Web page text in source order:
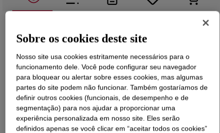
O que éDOWSIL™ 3362 Insulating Glass Base and
Catalyst?
Sobre os cookies deste site
Nosso site usa cookies estritamente necessários para o
funcionamento dele. Você pode configurar seu navegador
para bloquear ou alertar sobre esses cookies, mas algumas
partes do site podem não funcionar. Também gostaríamos de
definir outros cookies (funcionais, de desempenho e de
segmentação) para nos ajudar a proporcionar uma
experiência personalizada em nosso site. Eles serão
definidos apenas se você clicar em “aceitar todos os cookies”